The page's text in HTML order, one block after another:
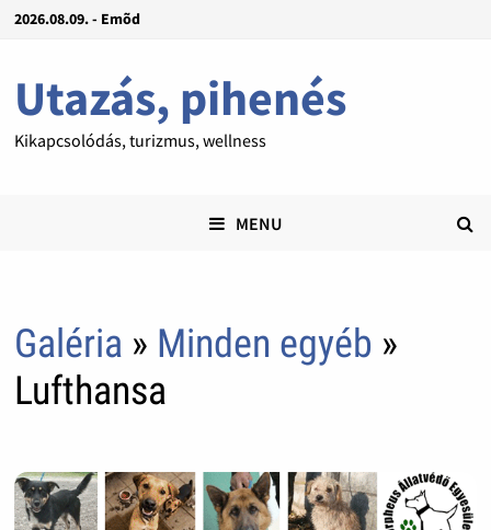
2026.08.09. - Emõd
Utazás, pihenés
Kikapcsolódás, turizmus, wellness
MENU
Galéria » Minden egyéb »
Lufthansa